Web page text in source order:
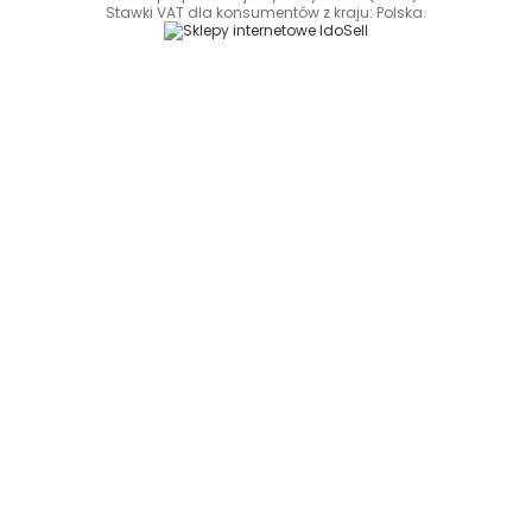
Produkt Aura Herbals Multiwitamina dla mężczyzn 60 kaps Aura
Herbals to suplement diety. Nie może być stosowany jako
Stawki VAT dla konsumentów z kraju: Polska.